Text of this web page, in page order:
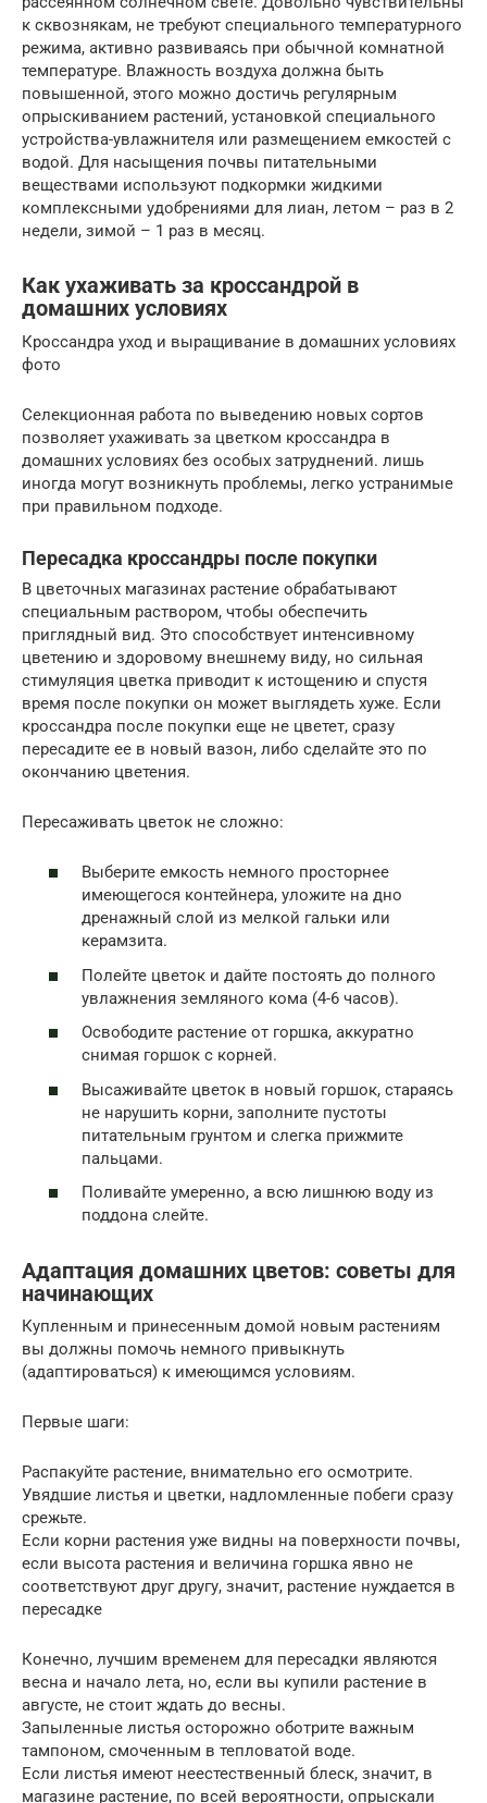
к сквознякам, не требуют специального температурного
режима, активно развиваясь при обычной комнатной
температуре. Влажность воздуха должна быть
повышенной, этого можно достичь регулярным
опрыскиванием растений, установкой специального
устройства-увлажнителя или размещением емкостей с
водой. Для насыщения почвы питательными
веществами используют подкормки жидкими
комплексными удобрениями для лиан, летом – раз в 2
недели, зимой – 1 раз в месяц.
Как ухаживать за кроссандрой в
домашних условиях
Кроссандра уход и выращивание в домашних условиях
фото
Селекционная работа по выведению новых сортов
позволяет ухаживать за цветком кроссандра в
домашних условиях без особых затруднений. лишь
иногда могут возникнуть проблемы, легко устранимые
при правильном подходе.
Пересадка кроссандры после покупки
В цветочных магазинах растение обрабатывают
специальным раствором, чтобы обеспечить
приглядный вид. Это способствует интенсивному
цветению и здоровому внешнему виду, но сильная
стимуляция цветка приводит к истощению и спустя
время после покупки он может выглядеть хуже. Если
кроссандра после покупки еще не цветет, сразу
пересадите ее в новый вазон, либо сделайте это по
окончанию цветения.
Пересаживать цветок не сложно:
Выберите емкость немного просторнее
имеющегося контейнера, уложите на дно
дренажный слой из мелкой гальки или
керамзита.
Полейте цветок и дайте постоять до полного
увлажнения земляного кома (4-6 часов).
Освободите растение от горшка, аккуратно
снимая горшок с корней.
Высаживайте цветок в новый горшок, стараясь
не нарушить корни, заполните пустоты
питательным грунтом и слегка прижмите
пальцами.
Поливайте умеренно, а всю лишнюю воду из
поддона слейте.
Адаптация домашних цветов: советы для
начинающих
Купленным и принесенным домой новым растениям
вы должны помочь немного привыкнуть
(адаптироваться) к имеющимся условиям.
Первые шаги:
Распакуйте растение, внимательно его осмотрите.
Увядшие листья и цветки, надломленные побеги сразу
срежьте.
Если корни растения уже видны на поверхности почвы,
если высота растения и величина горшка явно не
соответствуют друг другу, значит, растение нуждается в
пересадке
Конечно, лучшим временем для пересадки являются
весна и начало лета, но, если вы купили растение в
августе, не стоит ждать до весны.
Запыленные листья осторожно оботрите важным
тампоном, смоченным в тепловатой воде.
Если листья имеют неестественный блеск, значит, в
магазине растение, по всей вероятности, опрыскали